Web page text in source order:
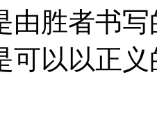
由胜者书
可以以正